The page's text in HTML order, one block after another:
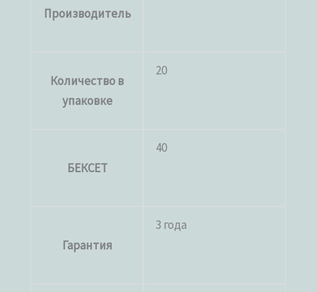
Производитель
Количество в
упаковке
20
БЕКСЕТ
40
Гарантия
3 года